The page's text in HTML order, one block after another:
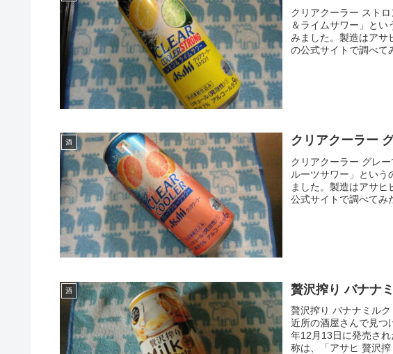
クリアクーラー スト
＆ライムサワー」と
みました。製造はアサ
の公式サイトで調べて
酒 クリアクーラー
クリアクーラー グレ
ルーツサワー」という
ました。製造はアサ
公式サイトで調べてみ
酒 贅沢搾り バナナ
贅沢搾り バナナミル
近所の酒屋さんで見つ
年12月13日に発売さ
称は、「アサヒ 贅沢搾